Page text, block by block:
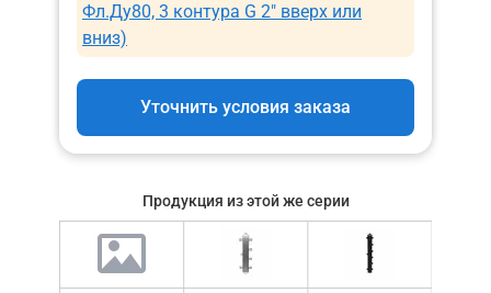
Фл.Ду80, 3 контура G 2″ вверх или
вниз)
Уточнить условия заказа
Продукция из этой же серии